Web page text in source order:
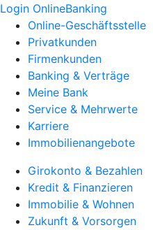
Login OnlineBanking
Online-Geschäftsstelle
Privatkunden
Firmenkunden
Banking & Verträge
Meine Bank
Service & Mehrwerte
Karriere
Immobilienangebote
Girokonto & Bezahlen
Kredit & Finanzieren
Immobilie & Wohnen
Zukunft & Vorsorgen